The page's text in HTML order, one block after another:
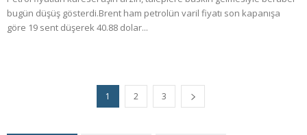
bugün düşüş gösterdi.Brent ham petrolün varil fiyatı son kapanışa
göre 19 sent düşerek 40.88 dolar...
1 2 3